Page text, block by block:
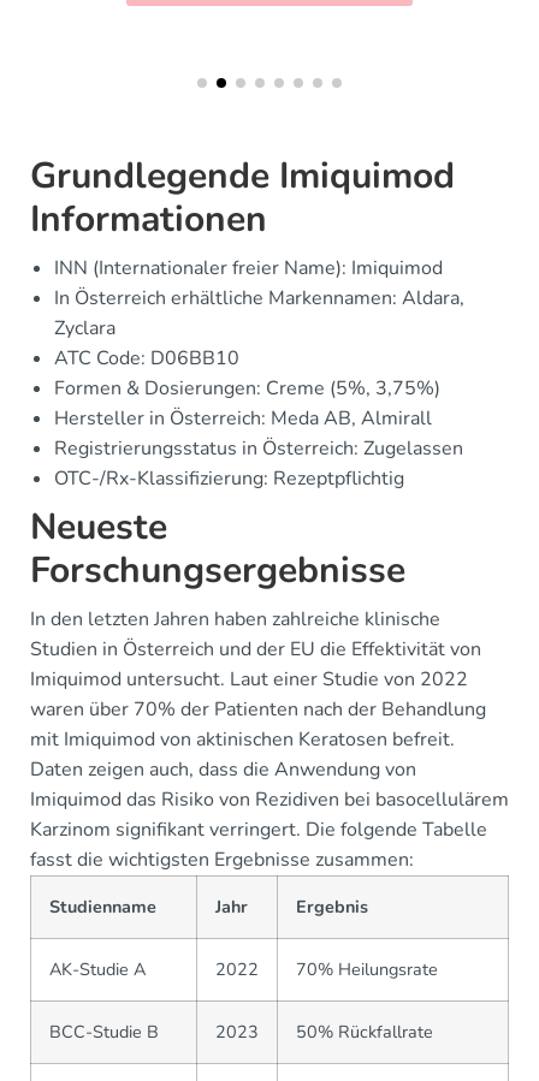
Grundlegende Imiquimod
Informationen
INN (Internationaler freier Name): Imiquimod
In Österreich erhältliche Markennamen: Aldara,
Zyclara
ATC Code: D06BB10
Formen & Dosierungen: Creme (5%, 3,75%)
Hersteller in Österreich: Meda AB, Almirall
Registrierungsstatus in Österreich: Zugelassen
OTC-/Rx-Klassifizierung: Rezeptpflichtig
Neueste
Forschungsergebnisse
In den letzten Jahren haben zahlreiche klinische
Studien in Österreich und der EU die Effektivität von
Imiquimod untersucht. Laut einer Studie von 2022
waren über 70% der Patienten nach der Behandlung
mit Imiquimod von aktinischen Keratosen befreit.
Daten zeigen auch, dass die Anwendung von
Imiquimod das Risiko von Rezidiven bei basocellulärem
Karzinom signifikant verringert. Die folgende Tabelle
fasst die wichtigsten Ergebnisse zusammen:
Studienname Jahr Ergebnis
AK-Studie A 2022 70% Heilungsrate
BCC-Studie B 2023 50% Rückfallrate